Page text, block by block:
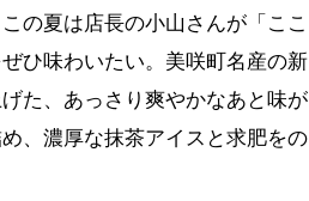
の夏は店長の小山さんが「ここ
ひ味わいたい。美咲町名産の新
た、あっさり爽やかなあと味が
、濃厚な抹茶アイスと求肥をの